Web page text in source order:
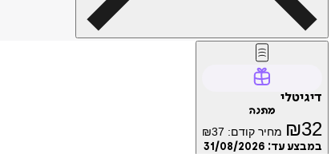
דיגיטלי
מתנה
₪32 מחיר קודם: ₪37
במבצע עד: 31/08/2026